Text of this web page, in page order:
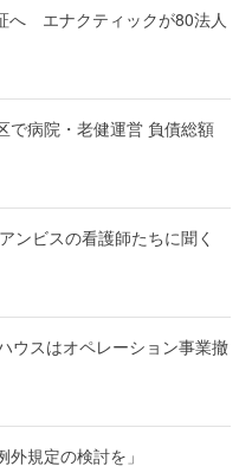
へ エナクティックが80法人
病院・老健運営 負債総額
ンビスの看護師たちに聞く
ウスはオペレーション事業撤
外規定の検討を」